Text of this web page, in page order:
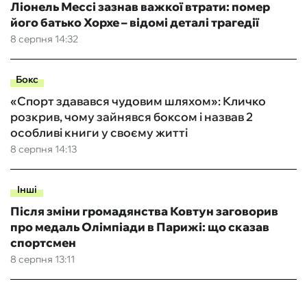
8 серпня 14:32
Ліонель Мессі зазнав важкої втрати: помер
його батько Хорхе – відомі деталі трагедії
Бокс
8 серпня 14:13
«Спорт здавався чудовим шляхом»: Кличко
розкрив, чому зайнявся боксом і назвав 2
особливі книги у своєму житті
Інші
8 серпня 13:11
Після зміни громадянства Ковтун заговорив
про медаль Олімпіади в Парижі: що сказав
спортсмен